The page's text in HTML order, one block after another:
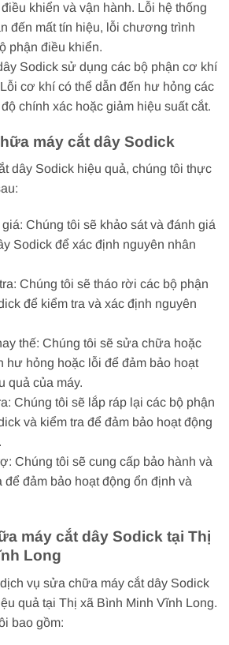
khiển và vận hành. Lỗi hệ thống
đến mất tín hiệu, lỗi chương trình
phận điều khiển.
Sodick sử dụng các bộ phận cơ khí
cơ khí có thể dẫn đến hư hỏng các
chính xác hoặc giảm hiệu suất cắt.
máy cắt dây Sodick
dây Sodick hiệu quả, chúng tôi thực
Chúng tôi sẽ khảo sát và đánh giá
Sodick để xác định nguyên nhân
Chúng tôi sẽ tháo rời các bộ phận
để kiểm tra và xác định nguyên
thế: Chúng tôi sẽ sửa chữa hoặc
hư hỏng hoặc lỗi để đảm bảo hoạt
quả của máy.
Chúng tôi sẽ lắp ráp lại các bộ phận
và kiểm tra để đảm bảo hoạt động
Chúng tôi sẽ cung cấp bảo hành và
đảm bảo hoạt động ổn định và
máy cắt dây Sodick tại Thị
Long
vụ sửa chữa máy cắt dây Sodick
quả tại Thị xã Bình Minh Vĩnh Long.
bao gồm: